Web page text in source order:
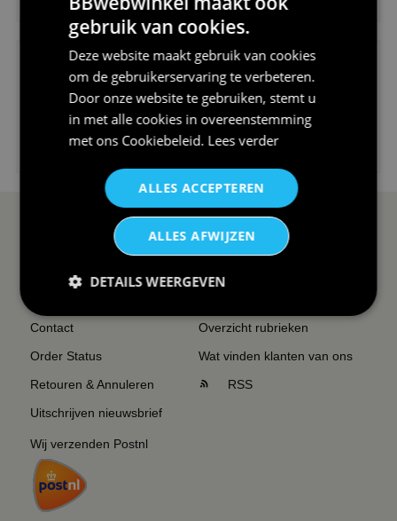
V-hals shirt rood wit blauw st...
€24,95
SERVICE EN INFO
Contact
Order Status
Retouren & Annuleren
Uitschrijven nieuwsbrief
Wij verzenden Postnl
OVERZICHT
Overzicht rubrieken
Wat vinden klanten van ons
RSS
gebruik van cookies.
Deze website maakt gebruik van cookies
om de gebruikerservaring te verbeteren.
Door onze website te gebruiken, stemt u
in met alle cookies in overeenstemming
met ons Cookiebeleid. Lees verder
ALLES ACCEPTEREN
ALLES AFWIJZEN
DETAILS WEERGEVEN